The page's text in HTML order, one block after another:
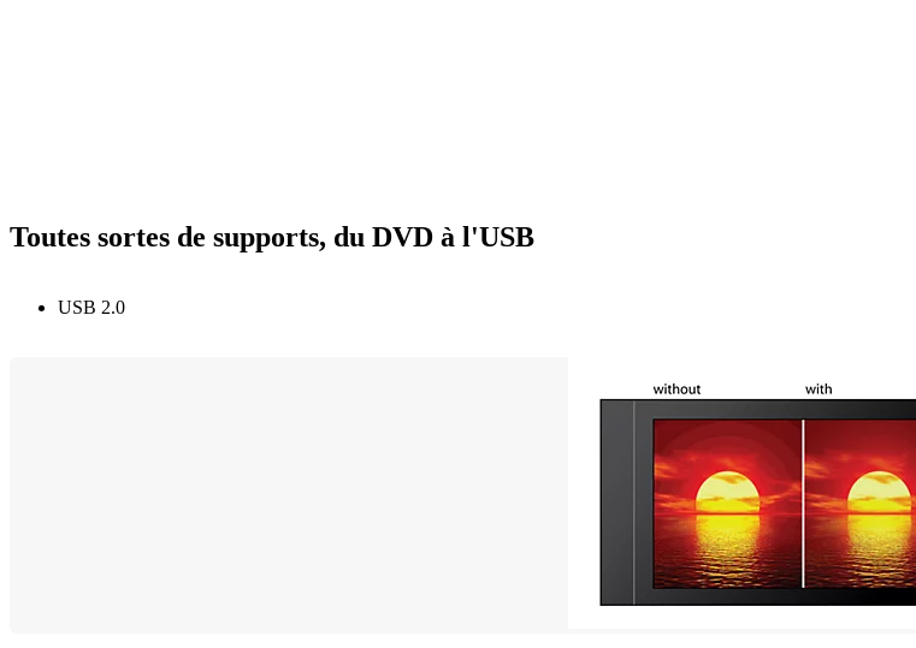
Toutes sortes de supports, du DVD à l'USB
USB 2.0